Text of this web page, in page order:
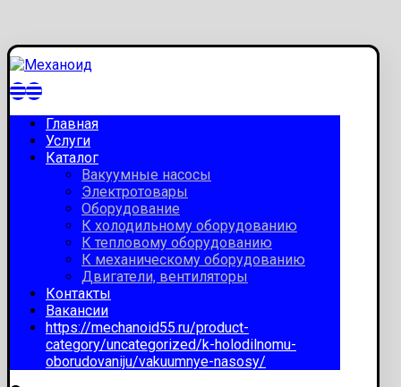
Главная
Услуги
Каталог
Вакуумные насосы
Электротовары
Оборудование
К холодильному оборудованию
К тепловому оборудованию
К механическому оборудованию
Двигатели, вентиляторы
Контакты
Вакансии
https://mechanoid55.ru/product-
category/uncategorized/k-holodilnomu-
oborudovaniju/vakuumnye-nasosy/